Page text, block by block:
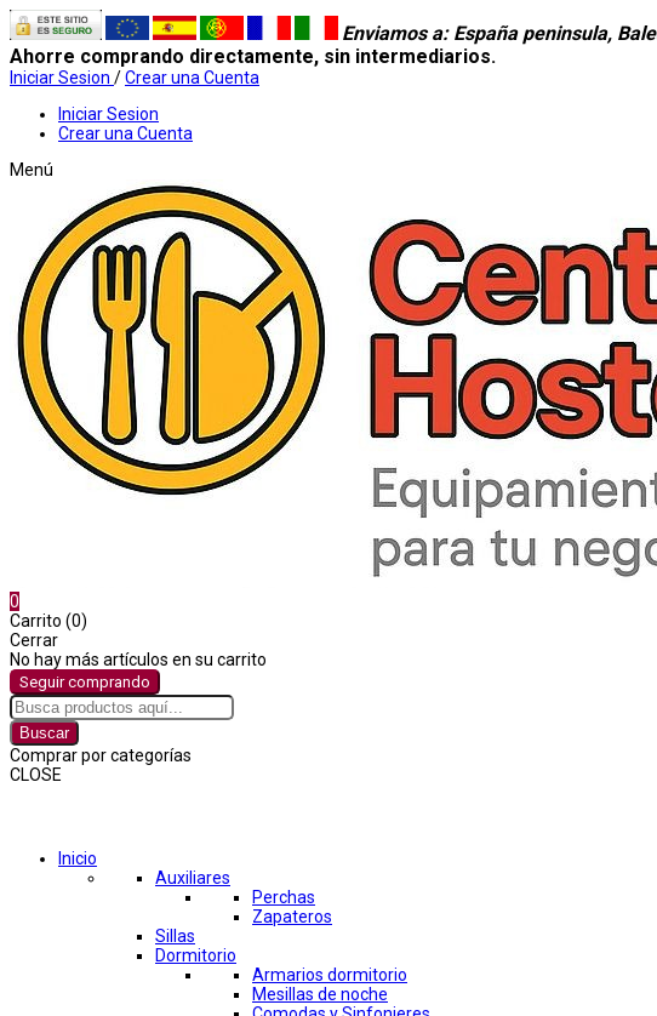
Enviamos a: España peninsula,
Ahorre comprando directamente, sin intermediarios.
Iniciar Sesion /Crear una Cuenta
Iniciar Sesion
Crear una Cuenta
Menú
0
Carrito (0)
Cerrar
No hay más artículos en su carrito
Seguir comprando
Buscar
Comprar por categorías
CLOSE
Inicio
Auxiliares
Perchas
Zapateros
Sillas
Dormitorio
Armarios dormitorio
Mesillas de noche